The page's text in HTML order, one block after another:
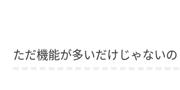
ただ機能が多いだけじゃないの